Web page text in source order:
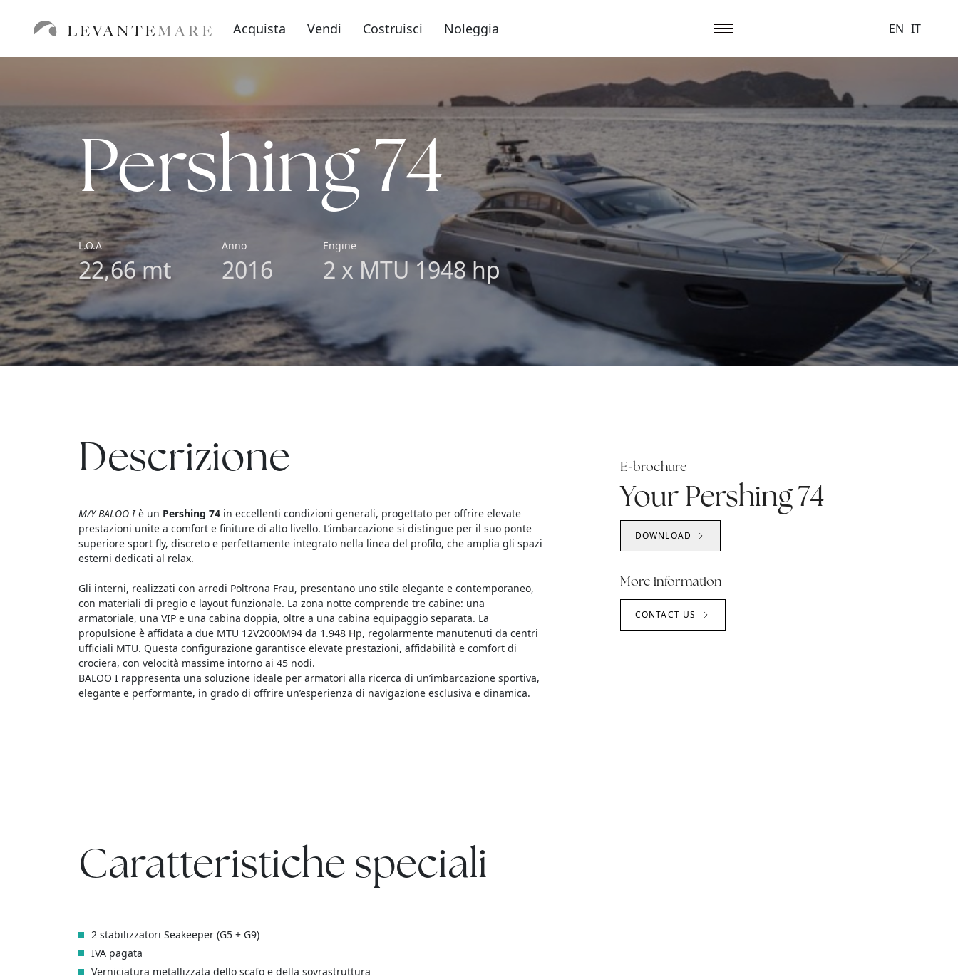
Acquista Vendi Costruisci Noleggia EN IT
Pershing 74
L.O.A
22,66 mt
Anno
2016
Engine
2 x MTU 1948 hp
Descrizione
M/Y BALOO Iè un Pershing 74in eccellenti condizioni generali, progettato per offrire elevate
prestazioni unite a comfort e finiture di alto livello. L’imbarcazione si distingue per il suo ponte
superiore sport fly, discreto e perfettamente integrato nella linea del profilo, che amplia gli spazi
esterni dedicati al relax.
Gli interni, realizzati con arredi Poltrona Frau, presentano uno stile elegante e contemporaneo,
con materiali di pregio e layout funzionale. La zona notte comprende tre cabine: una
armatoriale, una VIP e una cabina doppia, oltre a una cabina equipaggio separata. La
propulsione è affidata a due MTU 12V2000M94 da 1.948 Hp, regolarmente manutenuti da centri
ufficiali MTU. Questa configurazione garantisce elevate prestazioni, affidabilità e comfort di
crociera, con velocità massime intorno ai 45 nodi.
BALOO I rappresenta una soluzione ideale per armatori alla ricerca di un’imbarcazione sportiva,
elegante e performante, in grado di offrire un’esperienza di navigazione esclusiva e dinamica.
E-brochure
Your Pershing 74
DOWNLOAD
More information
CONTACT US
Caratteristiche speciali
2 stabilizzatori Seakeeper (G5 + G9)
IVA pagata
Verniciatura metallizzata dello scafo e della sovrastruttura